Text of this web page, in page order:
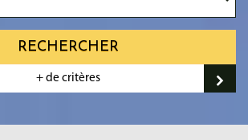
RECHERCHER
+ de critères